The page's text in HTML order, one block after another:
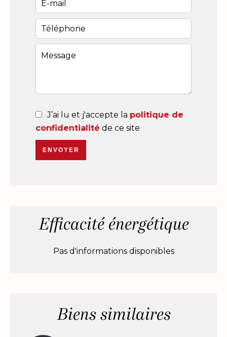
J’ai lu et j'accepte la politique de
confidentialité de ce site
ENVOYER
Efficacité énergétique
Pas d'informations disponibles
Biens similaires